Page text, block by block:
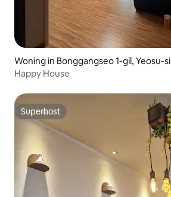
Woning in Bonggangseo 1-gil, Yeosu-si
Happy House
Superhost
Superhost